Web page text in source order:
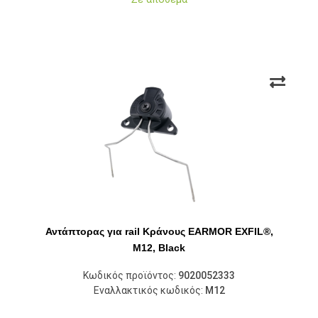
Αντάπτορας για rail Κράνους EARMOR EXFIL®,
M12, Black
Κωδικός προϊόντος: 9020052333
Εναλλακτικός κωδικός: M12